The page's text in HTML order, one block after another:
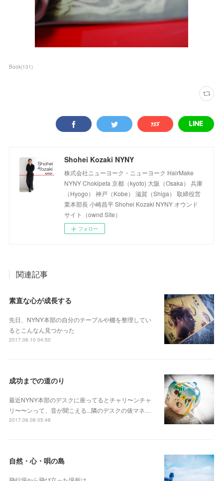
Book(131)
Shohei Kozaki NYNY
株式会社ニューヨーク・ニューヨーク HairMake
NYNY Chokipeta 京都（kyoto) 大阪（Osaka） 兵庫
（Hyogo） 神戸（Kobe） 滋賀（Shiga） 取締役営
業本部長 小崎昌平 Shohei Kozaki NYNY オウンド
サイト（ownd Site）
フォロー
関連記事
素直な心が成長する
先日、NYNY本部の自分のテーブルや棚を整理してい
るとこんなん見つかった
2017.06.10 04:50
成功までの道のり
最近NYNY本部のデスクに座ってるとチャリ〜ンチャ
リ〜〜ンって、音が聞こえる...隣のデスクの俵マネ…
2017.06.08 05:48
自然・心・唄の島